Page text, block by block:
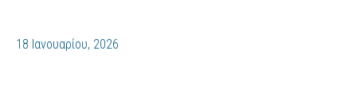
18 Ιανουαρίου, 2026